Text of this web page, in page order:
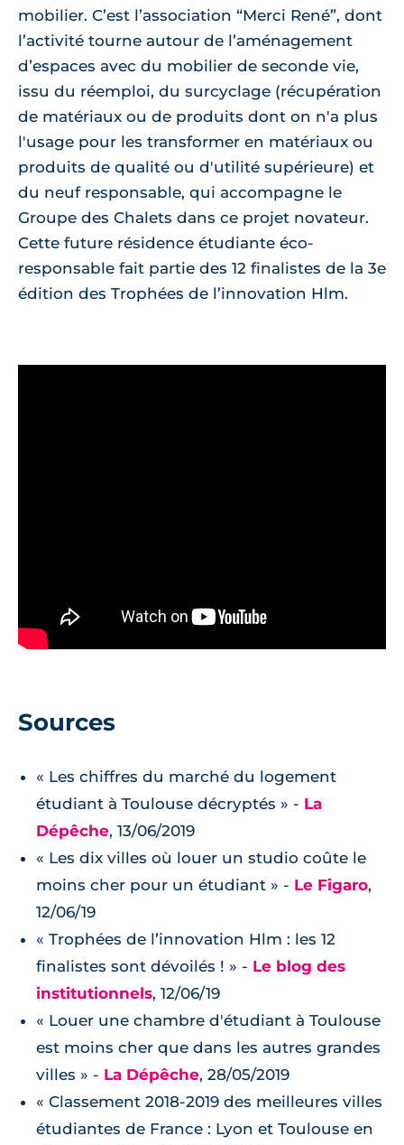
mobilier. C’est l’association “Merci René”, dont
l’activité tourne autour de l’aménagement
d’espaces avec du mobilier de seconde vie,
issu du réemploi, du surcyclage (récupération
de matériaux ou de produits dont on n'a plus
l'usage pour les transformer en matériaux ou
produits de qualité ou d'utilité supérieure) et
du neuf responsable, qui accompagne le
Groupe des Chalets dans ce projet novateur.
Cette future résidence étudiante éco-
responsable fait partie des 12 finalistes de la 3e
édition des Trophées de l’innovation Hlm.
Sources
« Les chiffres du marché du logement
étudiant à Toulouse décryptés » - La
Dépêche, 13/06/2019
« Les dix villes où louer un studio coûte le
moins cher pour un étudiant » - Le Figaro,
12/06/19
« Trophées de l’innovation Hlm : les 12
finalistes sont dévoilés ! » - Le blog des
institutionnels, 12/06/19
« Louer une chambre d'étudiant à Toulouse
est moins cher que dans les autres grandes
villes » - La Dépêche, 28/05/2019
« Classement 2018-2019 des meilleures villes
étudiantes de France : Lyon et Toulouse en